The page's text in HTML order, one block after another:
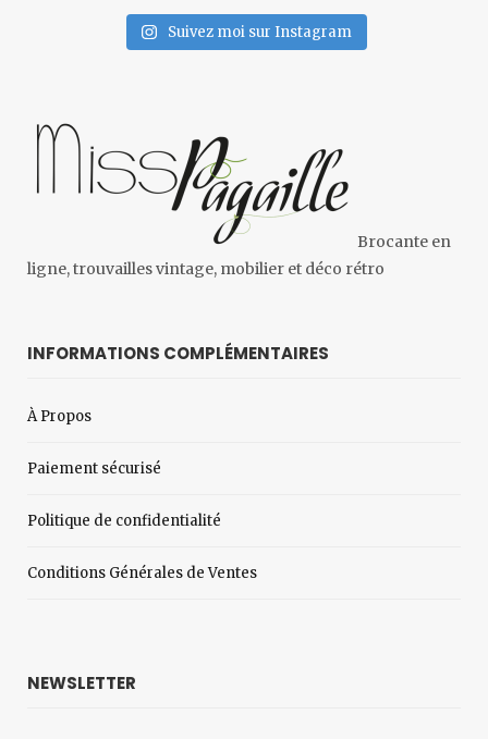
Suivez moi sur Instagram
Brocante en
ligne, trouvailles vintage, mobilier et déco rétro
INFORMATIONS COMPLÉMENTAIRES
À Propos
Paiement sécurisé
Politique de confidentialité
Conditions Générales de Ventes
NEWSLETTER